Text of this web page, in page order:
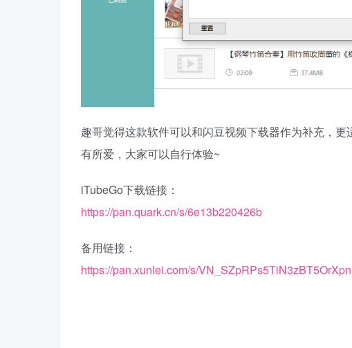
趣哥觉得这款软件可以和闪豆视频下载器作为补充，
有所爱，大家可以自行体验~
iTubeGo下载链接：
https://pan.quark.cn/s/6e13b220426b
备用链接：
https://pan.xunlei.com/s/